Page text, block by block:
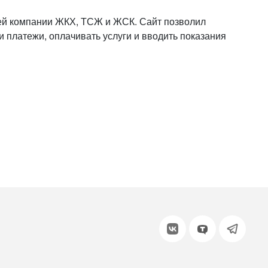
компании ЖКХ, ТСЖ и ЖСК. Сайт позволил
оплачивать услуги и вводить показания